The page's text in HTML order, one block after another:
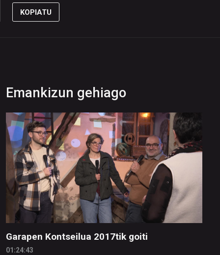
KOPIATU
Emankizun gehiago
Garapen Kontseilua 2017tik goiti
01:24:43